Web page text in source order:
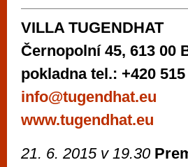
VILLA TUGENDHAT
Černopolní 45, 613 00
pokladna tel.: +420 515
info@tugendhat.eu
www.tugendhat.eu
21. 6. 2015 v 19.30